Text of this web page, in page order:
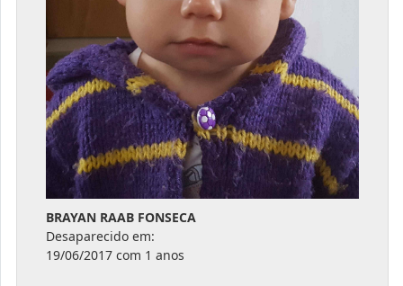
BRAYAN RAAB FONSECA
Desaparecido em:
19/06/2017 com 1 anos